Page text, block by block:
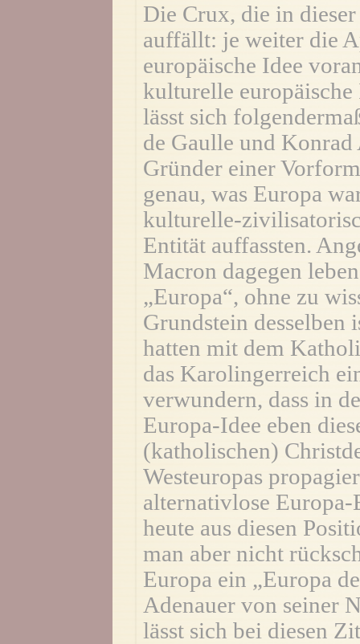
Die Crux, die in
auffällt: je weiter die
europäische Idee
kulturelle europäische
lässt sich
de Gaulle und Konrad
Gründer einer
genau, was Europa
kulturelle-
Entität auffassten.
Macron dagegen
„Europa“, ohne zu
Grundstein desselben
hatten mit dem
das Karolingerreich
verwundern, dass in
Europa-Idee eben
(katholischen)
Westeuropas
alternativlose
heute aus diesen
man aber nicht
Europa ein „Europa
Adenauer von seiner
lässt sich bei diesen